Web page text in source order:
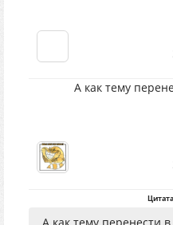
А как тему
Цитата
А как тему перенести